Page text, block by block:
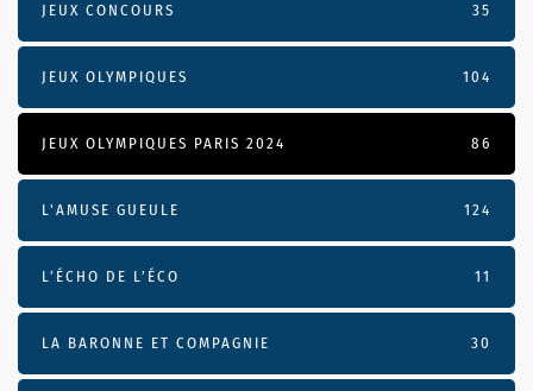
JEUX CONCOURS 35
JEUX OLYMPIQUES 104
JEUX OLYMPIQUES PARIS 2024 86
L'AMUSE GUEULE 124
L’ÉCHO DE L’ÉCO 11
LA BARONNE ET COMPAGNIE 30